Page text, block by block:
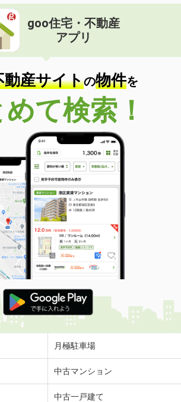
goo住宅・不動産
アプリ
動産サイトの物件を
て検索！
月極駐車場
中古マンション
中古一戸建て